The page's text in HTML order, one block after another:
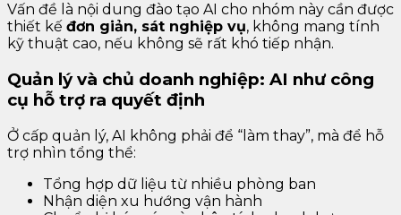
Vấn đề là nội dung đào tạo AI cho nhóm này cần được
thiết kế đơn giản, sát nghiệp vụ, không mang tính
kỹ thuật cao, nếu không sẽ rất khó tiếp nhận.
Quản lý và chủ doanh nghiệp: AI như công
cụ hỗ trợ ra quyết định
Ở cấp quản lý, AI không phải để “làm thay”, mà để hỗ
trợ nhìn tổng thể:
Tổng hợp dữ liệu từ nhiều phòng ban
Nhận diện xu hướng vận hành